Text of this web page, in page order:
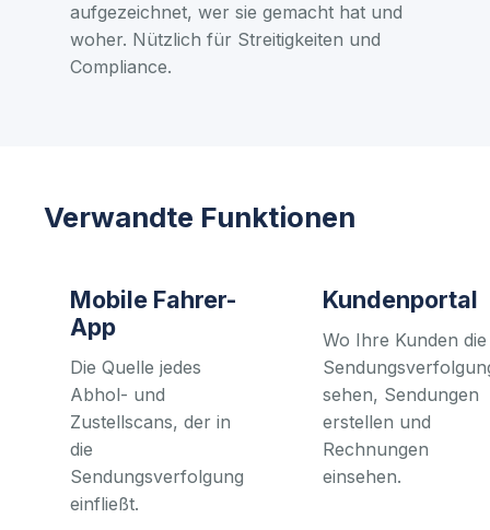
aufgezeichnet, wer sie gemacht hat und
woher. Nützlich für Streitigkeiten und
Compliance.
Verwandte Funktionen
Mobile Fahrer-
App
Die Quelle jedes
Abhol- und
Zustellscans, der in
die
Sendungsverfolgung
einfließt.
Kundenportal
Wo Ihre Kunden die
sehen, Sendungen
erstellen und
Rechnungen
einsehen.